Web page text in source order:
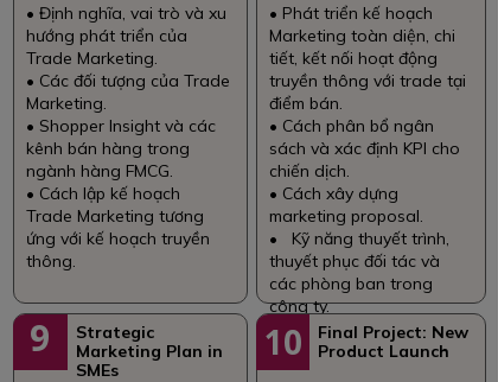
• Phát triển kế hoạch
Marketing toàn diện, chi
tiết, kết nối hoạt động
truyền thông với trade tại
điểm bán.
• Cách phân bổ ngân
sách và xác định KPI cho
chiến dịch.
• Cách xây dựng
marketing proposal.
• Kỹ năng thuyết trình,
thuyết phục đối tác và
các phòng ban trong
công ty.
• Định nghĩa, vai trò và xu
hướng phát triển của
Trade Marketing.
• Các đối tượng của Trade
Marketing.
• Shopper Insight và các
kênh bán hàng trong
ngành hàng FMCG.
• Cách lập kế hoạch
Trade Marketing tương
ứng với kế hoạch truyền
thông.
Strategic
Marketing Plan in
SMEs
9
Final Project: New
Product Launch
10